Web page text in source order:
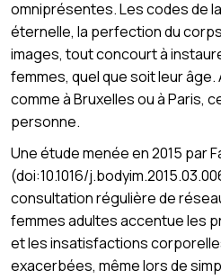
omniprésentes. Les codes de
éternelle, la perfection du
images, tout concourt à
femmes, quel que soit leur
comme à Bruxelles ou à Paris,
personne.
Une étude menée en 2015 par
(doi:10.1016/
consultation régulière de
femmes adultes accentue les
et les insatisfactions
exacerbées, même lors de